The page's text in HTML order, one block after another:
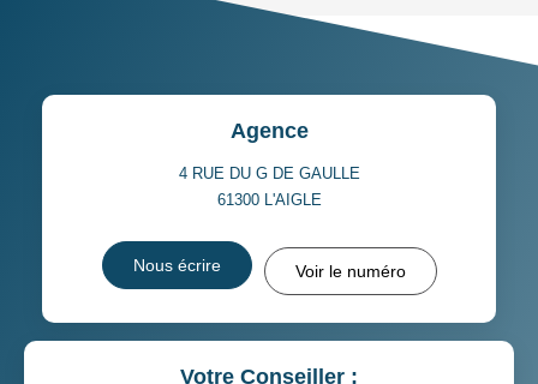
Agence
4 RUE DU G DE GAULLE
61300 L'AIGLE
Nous écrire Voir le numéro
Votre Conseiller :